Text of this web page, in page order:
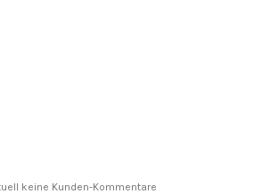
keine Kunden-Kommentare